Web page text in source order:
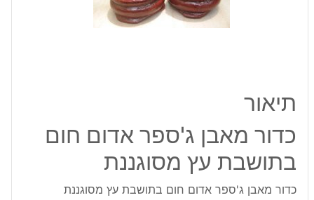
תיאור
כדור מאבן ג'ספר אדום חום
בתושבת עץ מסוגננת
כדור מאבן ג'ספר אדום חום בתושבת עץ מסוגננת